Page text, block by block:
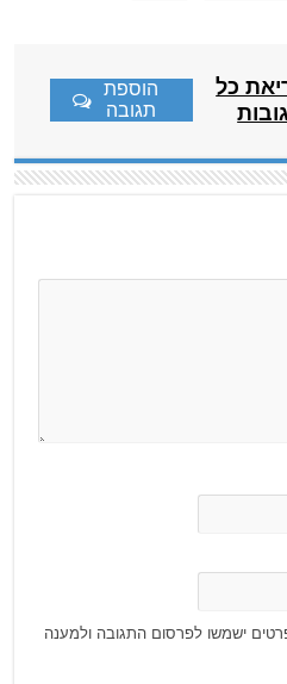
כל
הוספת
תגובה
ישמשו לפרסום התגובה ולמענה